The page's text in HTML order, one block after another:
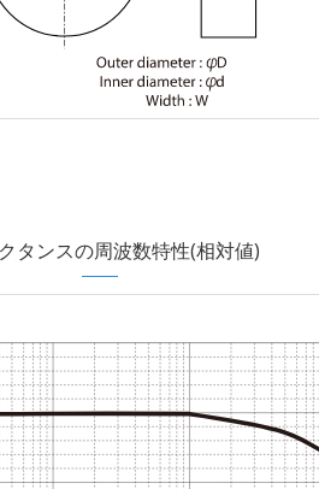
タンスの周波数特性(相対値)